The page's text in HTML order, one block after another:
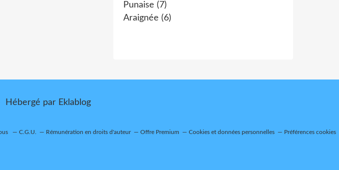
Punaise (7)
Araignée (6)
Hébergé par Eklablog
C.G.U. Rémunération en droits d'auteur Offre Premium Cookies et données personnelles Préférences cookies